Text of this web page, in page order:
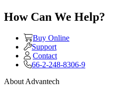
How Can We Help?
Buy Online
Support
Contact
66-2-248-8306-9
About Advantech